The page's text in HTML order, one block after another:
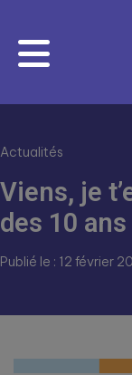
Actualités
Viens, je
des 10 ans
Publié le : 12 février